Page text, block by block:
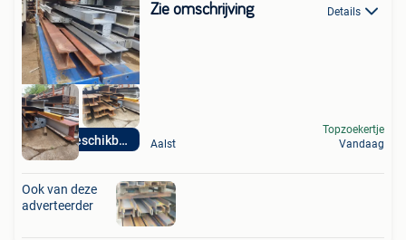
Direct beschikbaar
Zie omschrijving Details
Aalst
Topzoekertje
Vandaag
Ook van deze
adverteerder